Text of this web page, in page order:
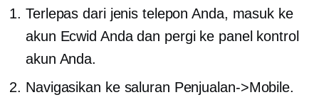
Terlepas dari jenis telepon Anda, masuk ke
akun Ecwid Anda dan pergi ke panel kontrol
akun Anda.
Navigasikan ke saluran Penjualan->Mobile.